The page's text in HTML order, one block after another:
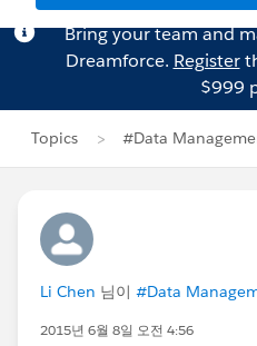
Bring your team and
Dreamforce. Register
$999
Topics #Data
Li Chen 님이 #Data
2015년 6월 8일 오전 4:56